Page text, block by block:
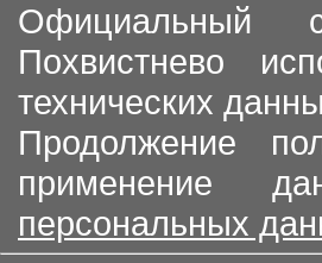
Официальный
Похвистнево
технических
Продолжение
применение
персональных